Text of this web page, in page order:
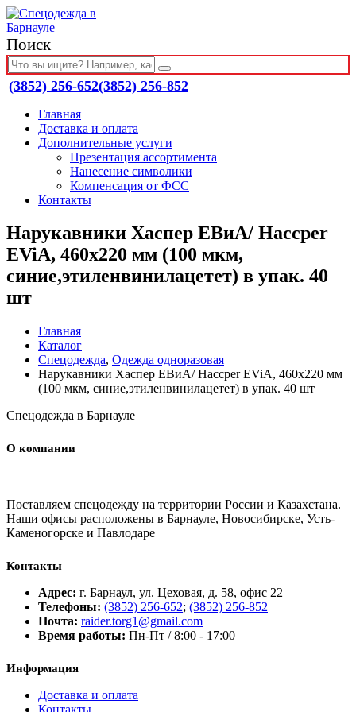
Поиск
(3852) 256-652(3852) 256-852
Главная
Доставка и оплата
Дополнительные услуги
Презентация ассортимента
Нанесение символики
Компенсация от ФСС
Контакты
Нарукавники Хаспер ЕВиА/ Haccper
EViA, 460х220 мм (100 мкм,
синие,этиленвинилацетет) в упак. 40
шт
Главная
Каталог
Спецодежда, Одежда одноразовая
Нарукавники Хаспер ЕВиА/ Haccper EViA, 460х220 мм
(100 мкм, синие,этиленвинилацетет) в упак. 40 шт
Спецодежда в Барнауле
О компании
Поставляем спецодежду на территории России и Казахстана.
Наши офисы расположены в Барнауле, Новосибирске, Усть-
Каменогорске и Павлодаре
Контакты
Адрес: г. Барнаул, ул. Цеховая, д. 58, офис 22
Телефоны: (3852) 256-652; (3852) 256-852
Почта: raider.torg1@gmail.com
Время работы: Пн-Пт / 8:00 - 17:00
Информация
Доставка и оплата